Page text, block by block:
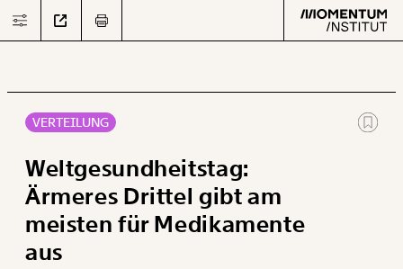
Arbeit
Text
VERTEILUNG
Weltgesundheitstag:
Ärmeres Drittel gibt am
meisten für Medikamente
aus